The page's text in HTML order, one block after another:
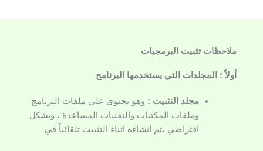
ملاحظات تثبيت البرمجيات
أولاً : المجلدات التي يستخدمها البرنامج
مجلد التثبيت : وهو يحتوي علي ملفات البرنامج
وملفات المكتبات والتقنيات المساعدة ، وبشكل
افتراضي يتم انشاءه اثناء التثبيت تلقائياً في